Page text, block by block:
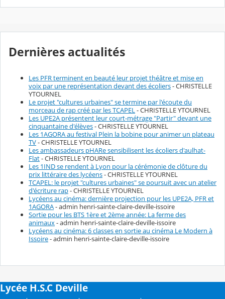
Dernières actualités
Les PFR terminent en beauté leur projet théâtre et mise en
voix par une représentation devant des écoliers- CHRISTELLE
YTOURNEL
Le projet "cultures urbaines" se termine par l'écoute du
morceau de rap créé par les TCAPEL- CHRISTELLE YTOURNEL
Les UPE2A présentent leur court-métrage "Partir" devant une
cinquantaine d'élèves- CHRISTELLE YTOURNEL
Les 1AGORA au festival Plein la bobine pour animer un plateau
TV- CHRISTELLE YTOURNEL
Les ambassadeurs pHARe sensibilisent les écoliers d'aulhat-
Flat- CHRISTELLE YTOURNEL
Les 1IND se rendent à Lyon pour la cérémonie de clôture du
prix littéraire des lycéens- CHRISTELLE YTOURNEL
TCAPEL: le projet "cultures urbaines" se poursuit avec un atelier
d'écriture rap- CHRISTELLE YTOURNEL
Lycéens au cinéma: dernière projection pour les UPE2A, PFR et
1AGORA- admin henri-sainte-claire-deville-issoire
Sortie pour les BTS 1ère et 2ème année: La ferme des
animaux- admin henri-sainte-claire-deville-issoire
Lycéens au cinéma: 6 classes en sortie au cinéma Le Modern à
Issoire- admin henri-sainte-claire-deville-issoire
Lycée H.S.C Deville